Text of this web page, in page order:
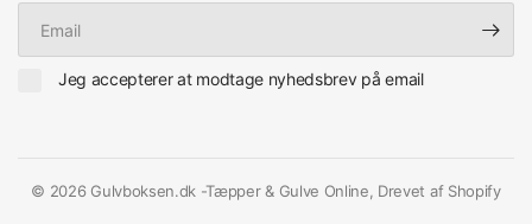
Jeg accepterer at modtage nyhedsbrev på email
© 2026 Gulvboksen.dk -Tæpper & Gulve Online, Drevet af Shopify